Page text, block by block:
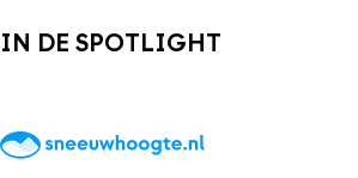
IN DE SPOTLIGHT